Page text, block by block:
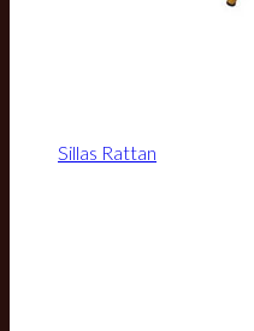
Sillas Rattan